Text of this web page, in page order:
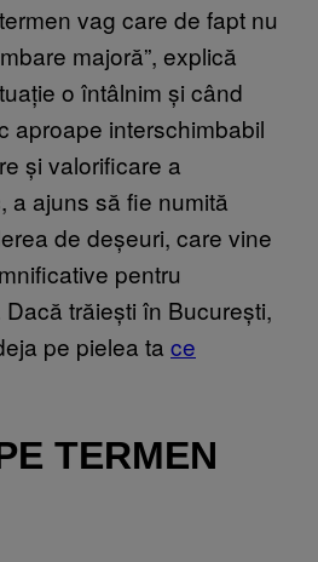
vag care de fapt nu
majoră”, explică
o întâlnim și când
aproape interschimbabil
și valorificare a
a ajuns să fie numită
de deșeuri, care vine
pentru
trăiești în București,
pe pielea ta ce
TERMEN